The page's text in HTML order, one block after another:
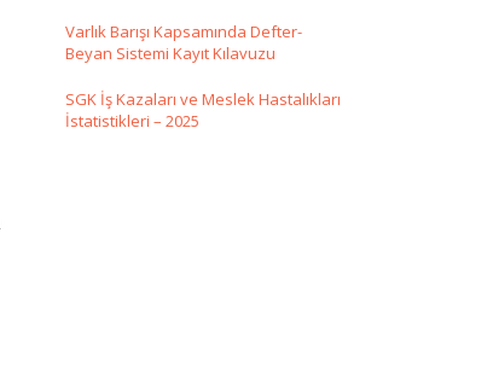
Varlık Barışı Kapsamında Defter-
Beyan Sistemi Kayıt Kılavuzu
SGK İş Kazaları ve Meslek Hastalıkları
İstatistikleri – 2025